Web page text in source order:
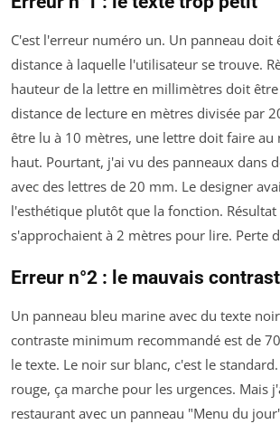
C'est l'erreur numéro un. Un panneau doit
distance à laquelle l'utilisateur se trouve.
hauteur de la lettre en millimètres doit être
distance de lecture en mètres divisée par
être lu à 10 mètres, une lettre doit faire
haut. Pourtant, j'ai vu des panneaux dans
avec des lettres de 20 mm. Le designer
l'esthétique plutôt que la fonction.
s'approchaient à 2 mètres pour lire. Perte
Erreur n°2 : le mauvais
Un panneau bleu marine avec du texte
contraste minimum recommandé est de
le texte. Le noir sur blanc, c'est le
rouge, ça marche pour les urgences. Mais
restaurant avec un panneau "Menu du